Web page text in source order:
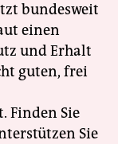
bundesweit
einen
und Erhalt
guten, frei
Finden Sie
Sie